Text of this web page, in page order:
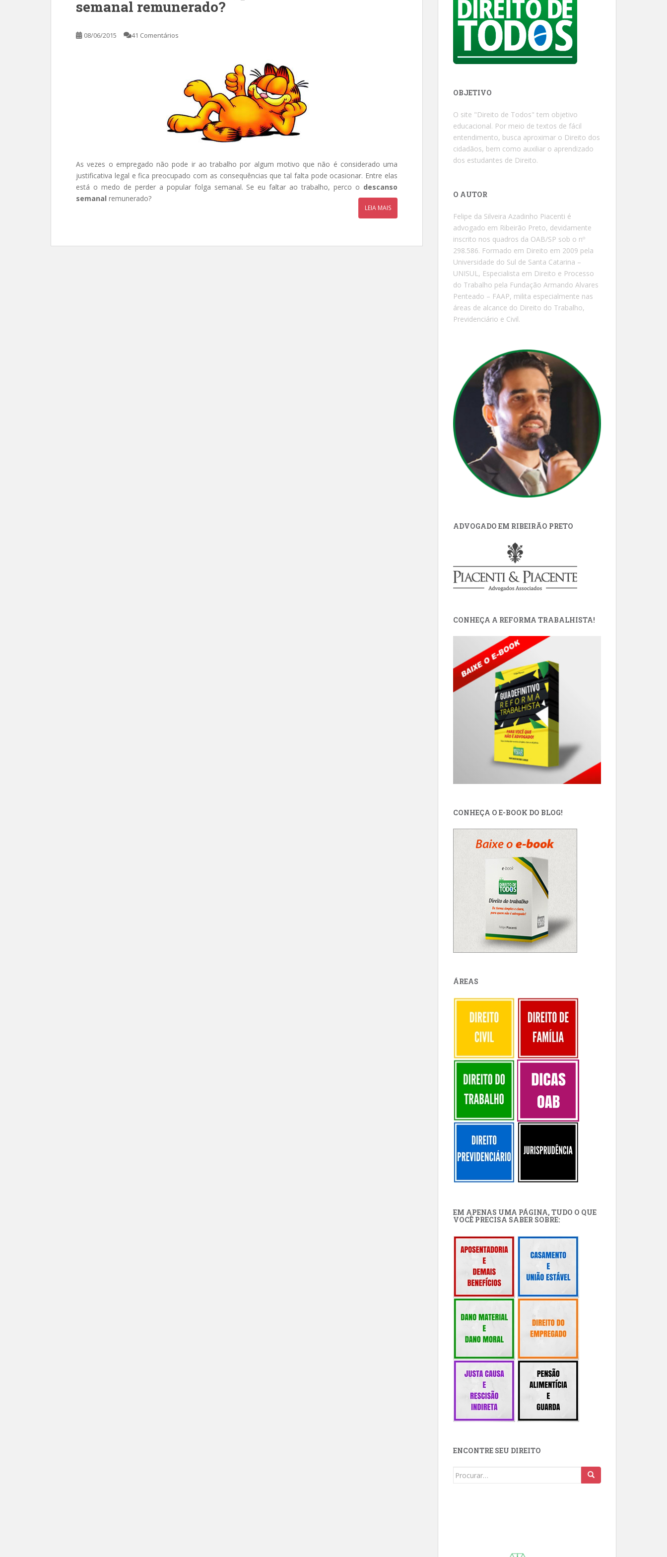
semanal remunerado?
08/06/2015 41 Comentários
As vezes o empregado não pode ir ao trabalho por algum motivo que não é considerado uma
justificativa legal e fica preocupado com as consequências que tal falta pode ocasionar. Entre elas
está o medo de perder a popular folga semanal. Se eu faltar ao trabalho, perco o descanso
semanal remunerado?
LEIA MAIS
OBJETIVO
O site "Direito de Todos" tem objetivo
educacional. Por meio de textos de fácil
entendimento, busca aproximar o Direito dos
cidadãos, bem como auxiliar o aprendizado
dos estudantes de Direito.
O AUTOR
Felipe da Silveira Azadinho Piacenti é
advogado em Ribeirão Preto, devidamente
inscrito nos quadros da OAB/SP sob o nº
298.586. Formado em Direito em 2009 pela
Universidade do Sul de Santa Catarina –
UNISUL, Especialista em Direito e Processo
do Trabalho pela Fundação Armando Alvares
Penteado – FAAP, milita especialmente nas
áreas de alcance do Direito do Trabalho,
Previdenciário e Civil.
ADVOGADO EM RIBEIRÃO PRETO
CONHEÇA A REFORMA TRABALHISTA!
CONHEÇA O E-BOOK DO BLOG!
ÁREAS
EM APENAS UMA PÁGINA, TUDO O QUE
VOCÊ PRECISA SABER SOBRE:
ENCONTRE SEU DIREITO
Buscar: